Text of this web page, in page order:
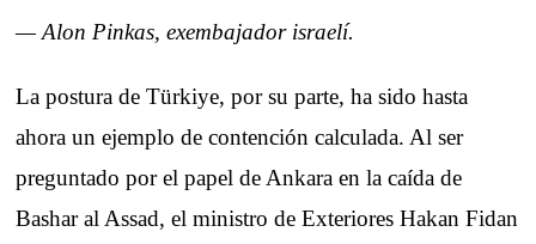
— Alon Pinkas, exembajador israelí.
La postura de Türkiye, por su parte, ha sido hasta
ahora un ejemplo de contención calculada. Al ser
preguntado por el papel de Ankara en la caída de
Bashar al Assad, el ministro de Exteriores Hakan Fidan